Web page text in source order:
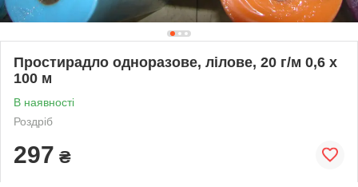
Простирадло одноразове, лілове, 20 г/м 0,6 х
100 м
В наявності
Роздріб
297 ₴